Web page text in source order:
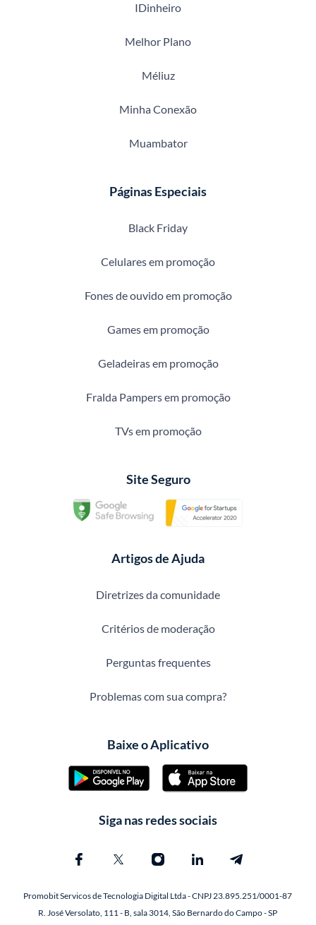
IDinheiro
Melhor Plano
Méliuz
Minha Conexão
Muambator
Páginas Especiais
Black Friday
Celulares em promoção
Fones de ouvido em promoção
Games em promoção
Geladeiras em promoção
Fralda Pampers em promoção
TVs em promoção
Site Seguro
Artigos de Ajuda
Diretrizes da comunidade
Critérios de moderação
Perguntas frequentes
Problemas com sua compra?
Baixe o Aplicativo
Siga nas redes sociais
Promobit Servicos de Tecnologia Digital Ltda - CNPJ 23.895.251/0001-87
R. José Versolato, 111 - B, sala 3014, São Bernardo do Campo - SP